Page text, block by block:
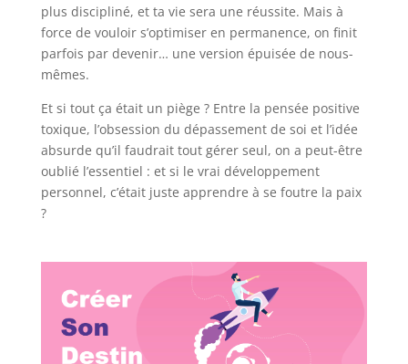
plus discipliné, et ta vie sera une réussite. Mais à
force de vouloir s’optimiser en permanence, on finit
parfois par devenir… une version épuisée de nous-
mêmes.
Et si tout ça était un piège ? Entre la pensée positive
toxique, l’obsession du dépassement de soi et l’idée
absurde qu’il faudrait tout gérer seul, on a peut-être
oublié l’essentiel : et si le vrai développement
personnel, c’était juste apprendre à se foutre la paix
?